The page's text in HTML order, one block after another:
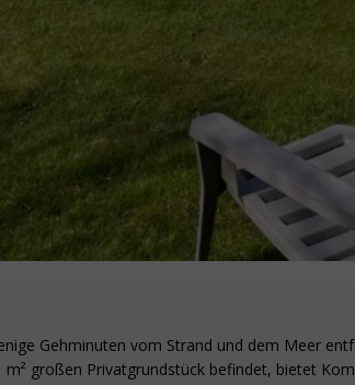
Gehminuten vom Strand und dem Meer
großen Privatgrundstück befindet, bietet